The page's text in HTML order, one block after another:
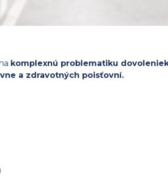
komplexnú problematiku
a zdravotných poisťovní.